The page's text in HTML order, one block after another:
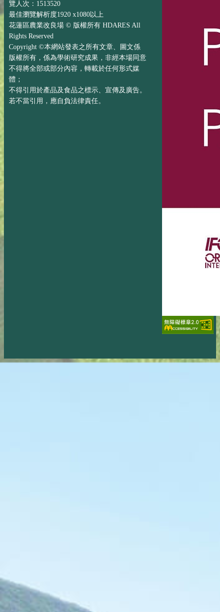
覽人次：1513520
最佳瀏覽解析度1920 x1080以上
花蓮區農業改良場 © 版權所有 HDARES All
Rights Reserved
Copyright ©本網站發表之所有文章、圖文係
版權所有，係為學術研究成果，非經本場同意
不得將全部或部分內容，轉載於任何形式媒
體；
不得引用於產品及食品之標示、宣傳及廣告。
若不當引用，應自負法律責任。